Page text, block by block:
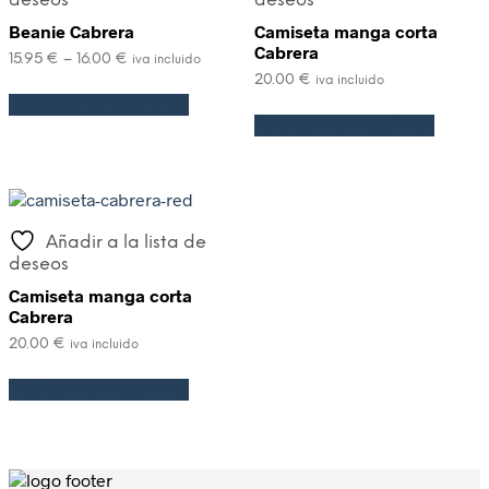
Beanie Cabrera
15.95 € – 16.00 € iva incluido
Camiseta manga corta
Cabrera
20.00 € iva incluido
Añadir a la lista de
deseos
Camiseta manga corta
Cabrera
20.00 € iva incluido